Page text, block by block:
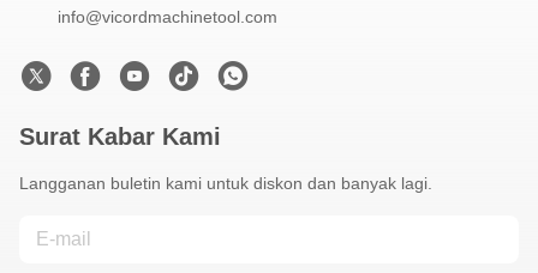
info@vicordmachinetool.com
Surat Kabar Kami
Langganan buletin kami untuk diskon dan banyak lagi.